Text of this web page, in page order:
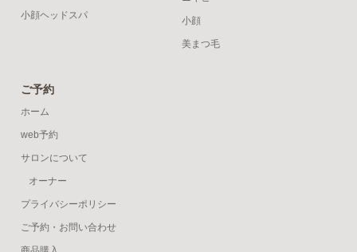
小顔ヘッドスパ 小顔
美まつ毛
ご予約
ホーム
web予約
サロンについて
オーナー
プライバシーポリシー
ご予約・お問い合わせ